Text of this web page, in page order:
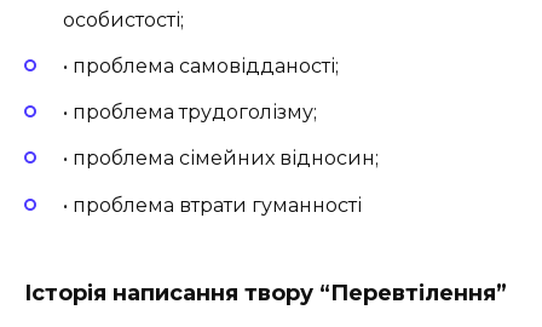
особистості;
• проблема самовідданості;
• проблема трудоголізму;
• проблема сімейних відносин;
• проблема втрати гуманності
Історія написання твору “Перевтілення”